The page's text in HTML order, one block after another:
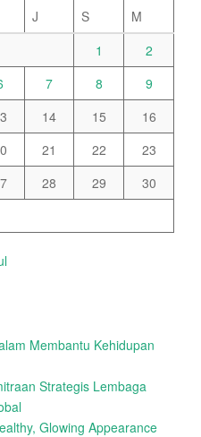
J S
M
1
2
7 8
9
14 15
16
21 22
23
28 29
30
Membantu Kehidupan
Strategis Lembaga
Glowing Appearance